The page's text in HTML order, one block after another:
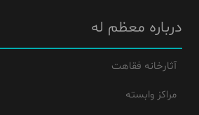
درباره معظم له
آثارخانه فقاهت
مراکز وابسته